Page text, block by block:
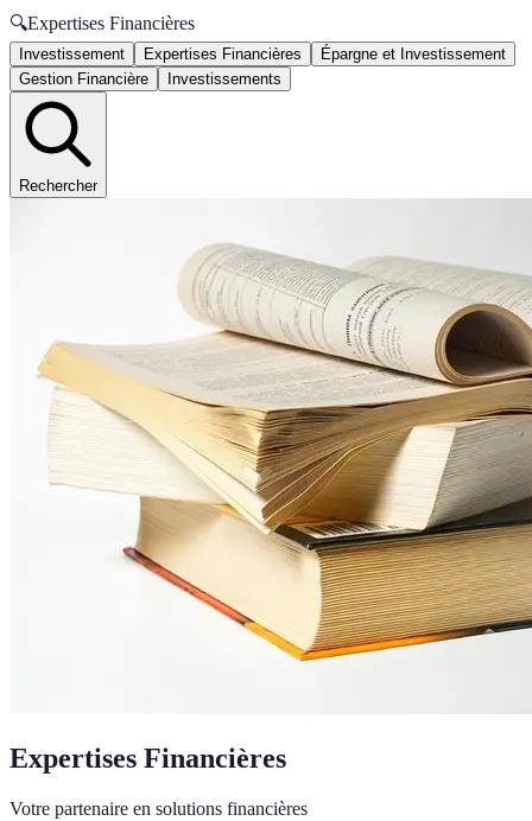
🔍Expertises Financières
Investissement Expertises Financières
Épargne et Investissement
Gestion Financière
Investissements
Rechercher
Expertises Financières
Votre partenaire en solutions financières